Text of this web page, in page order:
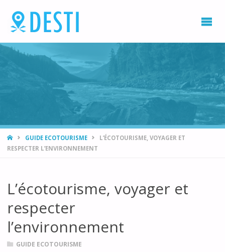
voyage
destination
vacances
HOMEGUIDE ECOTOURISME
L’ÉCOTOURISME, VOYAGER ET
RESPECTER L’ENVIRONNEMENT
L’écotourisme, voyager et
respecter
l’environnement
GUIDE ECOTOURISME